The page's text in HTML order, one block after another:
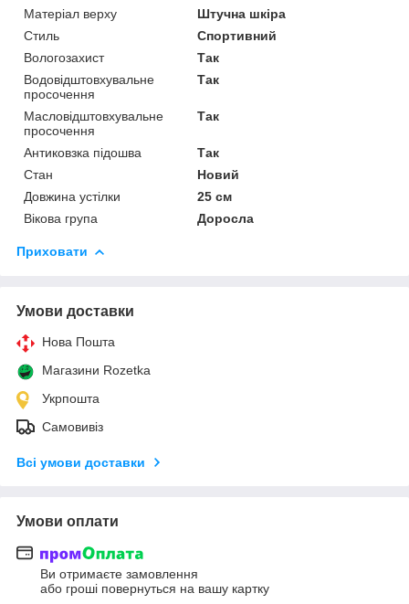
Матеріал верху
Штучна шкіра
Стиль
Спортивний
Вологозахист
Так
Водовідштовхувальне
просочення
Так
Масловідштовхувальне
просочення
Так
Антиковзка підошва
Так
Стан
Новий
Довжина устілки
25 см
Вікова група
Доросла
Приховати
Умови доставки
Нова Пошта
Магазини Rozetka
Укрпошта
Самовивіз
Всі умови доставки
Умови оплати
Ви отримаєте замовлення
або гроші повернуться на вашу картку